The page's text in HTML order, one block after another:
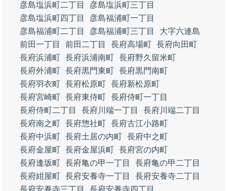
彦島塩浜町二丁目
彦島塩浜町三丁目
彦島塩浜町四丁目
彦島福浦町一丁目
彦島福浦町二丁目
彦島福浦町三丁目
大字六連島
前田一丁目
前田二丁目 長府高場町 長府向田町
長府浜浦町 長府浜浦南町 長府野久留米町
長府外浦町 長府黒門東町 長府黒門南町
長府羽衣町 長府松原町 長府新松原町
長府宮崎町 長府東侍町 長府侍町一丁目
長府侍町二丁目
長府川端一丁目
長府川端二丁目
長府南之町 長府惣社町 長府古江小路町
長府中浜町 長府土居の内町 長府中之町
長府金屋町 長府金屋浜町 長府宮の内町
長府逢坂町 長府亀の甲一丁目
長府亀の甲二丁目
長府紺屋町 長府安養寺一丁目
長府安養寺二丁目
長府安養寺三丁目
長府安養寺四丁目